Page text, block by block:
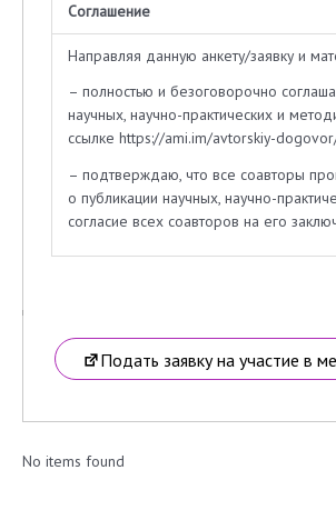
Соглашение
Направляя данную анкету/заявку и
– полностью и безоговорочно
научных, научно-практических и
ссылке https://ami.im/avtorskiy-
– подтверждаю, что все соавторы
о публикации научных, научно-
согласие всех соавторов на его
Подать заявку на участие в
No items found